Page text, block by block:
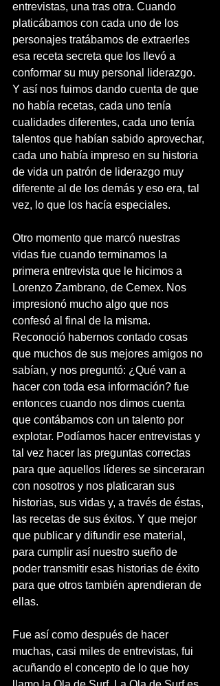
entrevistas, una tras otra. Cuando
platicábamos con cada uno de los
personajes tratábamos de extraerles
esa receta secreta que los llevó a
conformar su muy personal liderazgo.
Y así nos fuimos dando cuenta de que
no había recetas, cada uno tenía
cualidades diferentes, cada uno tenía
talentos que habían sabido aprovechar,
cada uno había impreso en su historia
de vida un patrón de liderazgo muy
diferente al de los demás y eso era, tal
vez, lo que los hacía especiales.
Otro momento que marcó nuestras
vidas fue cuando terminamos la
primera entrevista que le hicimos a
Lorenzo Zambrano, de Cemex. Nos
impresionó mucho algo que nos
confesó al final de la misma.
Reconoció habernos contado cosas
que muchos de sus mejores amigos no
sabían, y nos preguntó: ¿Qué van a
hacer con toda esa información? fue
entonces cuando nos dimos cuenta
que contábamos con un talento por
explotar. Podíamos hacer entrevistas y
tal vez hacer las preguntas correctas
para que aquellos líderes se sinceraran
con nosotros y nos platicaran sus
historias, sus vidas y, a través de éstas,
las recetas de sus éxitos. Y que mejor
que publicar y difundir ese material,
para cumplir así nuestro sueño de
poder transmitir esas historias de éxito
para que otros también aprendieran de
ellas.
Fue así como después de hacer
muchas, casi miles de entrevistas, fui
acuñando el concepto de lo que hoy